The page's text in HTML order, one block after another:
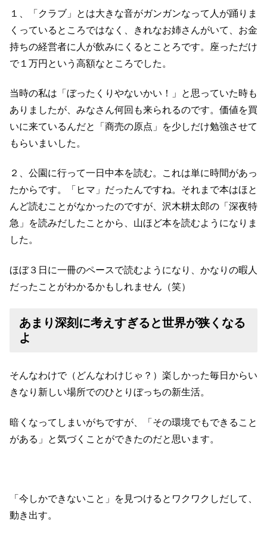
１、「クラブ」とは大きな音がガンガンなって人が踊りま
くっているところではなく、きれなお姉さんがいて、お金
持ちの経営者に人が飲みにくるとことろです。座っただけ
で１万円という高額なところでした。
当時の私は「ぼったくりやないかい！」と思っていた時も
ありましたが、みなさん何回も来られるのです。価値を買
いに来ているんだと「商売の原点」を少しだけ勉強させて
もらいまいした。
２、公園に行って一日中本を読む。これは単に時間があっ
たからです。「ヒマ」だったんですね。それまで本はほと
んど読むことがなかったのですが、沢木耕太郎の「深夜特
急」を読みだしたことから、山ほど本を読むようになりま
した。
ほぼ３日に一冊のペースで読むようになり、かなりの暇人
だったことがわかるかもしれません（笑）
あまり深刻に考えすぎると世界が狭くなる
よ
そんなわけで（どんなわけじゃ？）楽しかった毎日からい
きなり新しい場所でのひとりぼっちの新生活。
暗くなってしまいがちですが、「その環境でもできること
がある」と気づくことができたのだと思います。
「今しかできないこと」を見つけるとワクワクしだして、
動き出す。